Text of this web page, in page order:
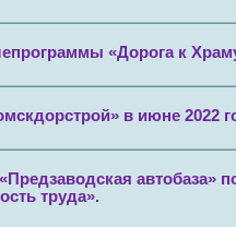
«Дорога к
в июне 2022
автобаза»
труда».